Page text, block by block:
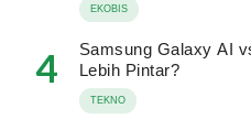
EKOBIS
4
Samsung Galaxy AI
Lebih Pintar?
TEKNO